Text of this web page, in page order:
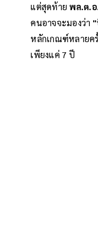
แต่สุดท้าย พล.ต.
คนอาจจะมองว่า
หลักเกณฑ์หลายครั้
เพียงแค่ 7 ปี